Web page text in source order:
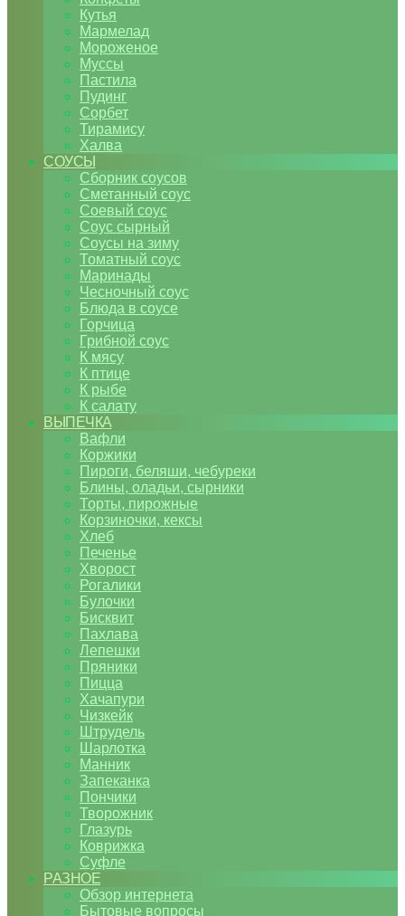
Кутья
Мармелад
Мороженое
Муссы
Пастила
Пудинг
Сорбет
Тирамису
Халва
СОУСЫ
Сборник соусов
Сметанный соус
Соевый соус
Соус сырный
Соусы на зиму
Томатный соус
Маринады
Чесночный соус
Блюда в соусе
Горчица
Грибной соус
К мясу
К птице
К рыбе
К салату
ВЫПЕЧКА
Вафли
Коржики
Пироги, беляши, чебуреки
Блины, оладьи, сырники
Торты, пирожные
Корзиночки, кексы
Хлеб
Печенье
Хворост
Рогалики
Булочки
Бисквит
Пахлава
Лепешки
Пряники
Пицца
Хачапури
Чизкейк
Штрудель
Шарлотка
Манник
Запеканка
Пончики
Творожник
Глазурь
Коврижка
Суфле
РАЗНОЕ
Обзор интернета
Бытовые вопросы